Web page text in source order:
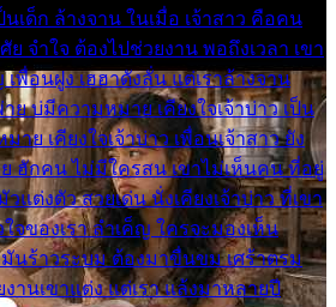
เด็ก ล้างจาน ในเมื่อ เจ้าสาว คือคน
จำใจ ต้องไปช่วยงาน พอถึงเวลา เขา
พื่อนฝูง เฮฮาดังลั่น แต่เราล้างจาน
ย บ่มีความหมาย เคียงใจเจ้าบ่าว เป็น
ย เคียงใจเจ้าบ่าว เพื่อนเจ้าสาว ยัง
ฮักคน ไม่มีใครสน เขาไม่เห็นคน ที่อยู่
แต่งตัว สวยเด่น นั่งเคียงเจ้าบ่าว ที่เขา
ใจของเรา ลำเค็ญ ใครจะมองเห็น
มันร้าวระบม ต้องมาขื่นขม เศร้าตรม
านเขาแต่ง แต่เรา แล้งมาหลายปี